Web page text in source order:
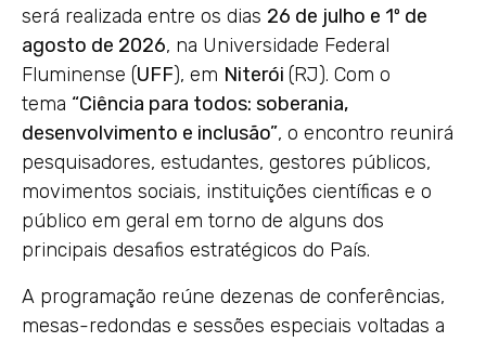
será realizada entre os dias 26 de julho e 1º de
agosto de 2026, na Universidade Federal
Fluminense (UFF), em Niterói (RJ). Com o
tema “Ciência para todos: soberania,
desenvolvimento e inclusão”, o encontro reunirá
pesquisadores, estudantes, gestores públicos,
movimentos sociais, instituições científicas e o
público em geral em torno de alguns dos
principais desafios estratégicos do País.
A programação reúne dezenas de conferências,
mesas-redondas e sessões especiais voltadas a